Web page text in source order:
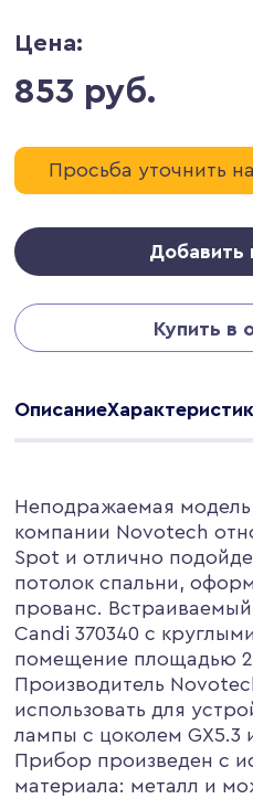
Цена:
853 руб.
Просьба уточнить
Добавить
Купить в
Описание
Неподражаемая модель
компании Novotech
Spot и отлично
потолок спальни,
прованс.
Candi 370340 с
помещение площадью
Производитель
использовать для
лампы с цоколем GX5.3
Прибор произведен с
материала: металл и